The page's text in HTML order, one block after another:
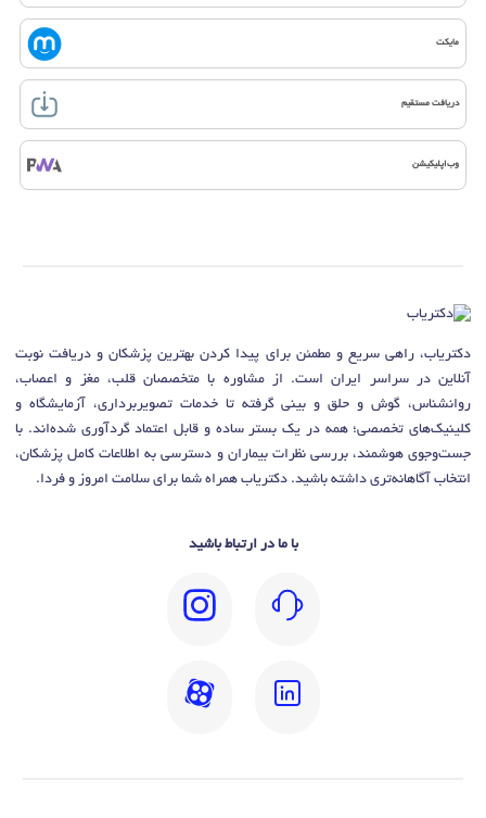
مایکت
دریافت مستقیم
وب‌اپلیکیشن
دکتریاب، راهی سریع و مطمئن برای پیدا کردن بهترین پزشکان و دریافت نوبت
آنلاین در سراسر ایران است. از مشاوره با متخصصان قلب، مغز و اعصاب،
روانشناس، گوش و حلق و بینی گرفته تا خدمات تصویربرداری، آزمایشگاه و
کلینیک‌های تخصصی؛ همه در یک بستر ساده و قابل اعتماد گردآوری شده‌اند. با
جست‌وجوی هوشمند، بررسی نظرات بیماران و دسترسی به اطلاعات کامل پزشکان،
انتخاب آگاهانه‌تری داشته باشید. دکتریاب همراه شما برای سلامت امروز و فردا.
با ما در ارتباط باشید